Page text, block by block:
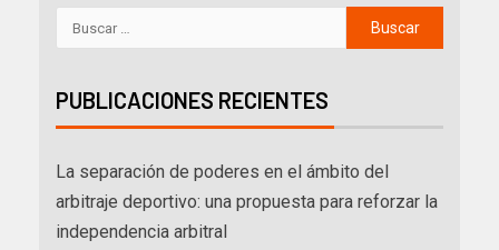
PUBLICACIONES RECIENTES
La separación de poderes en el ámbito del
arbitraje deportivo: una propuesta para reforzar la
independencia arbitral